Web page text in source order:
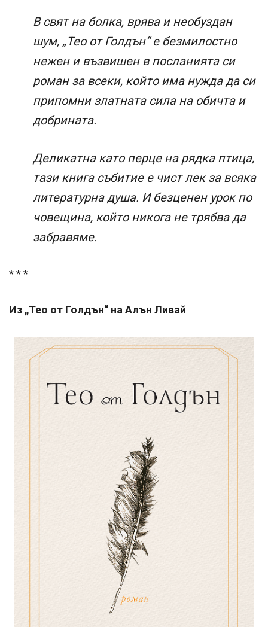
В свят на болка, врява и необуздан
шум, „Тео от Голдън“ е безмилостно
нежен и възвишен в посланията си
роман за всеки, който има нужда да си
припомни златната сила на обичта и
добрината.
Деликатна като перце на рядка птица,
тази книга събитие е чист лек за всяка
литературна душа. И безценен урок по
човещина, който никога не трябва да
забравяме.
* * *
Из „Тео от Голдън“ на Алън Ливай